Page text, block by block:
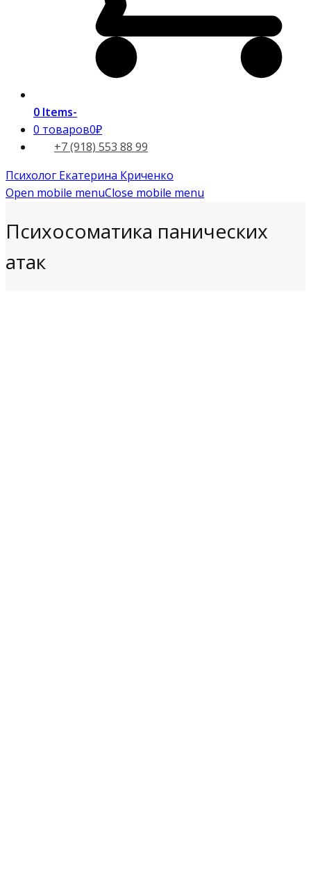
0 Items-
0 товаров0₽
+7 (918) 553 88 99
Психолог Екатерина Криченко
Open mobile menuClose mobile menu
Психосоматика панических
атак